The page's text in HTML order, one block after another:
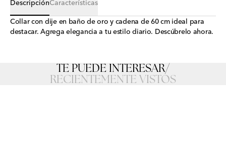
DescripciónCaracterísticas
Collar con dije en baño de oro y cadena de 60 cm ideal para
destacar. Agrega elegancia a tu estilo diario. Descúbrelo ahora.
TE PUEDE INTERESAR/
RECIENTEMENTE VISTOS